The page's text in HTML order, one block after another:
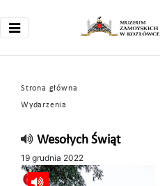
Strona główna
Wydarzenia
Wesołych Świąt
19 grudnia 2022